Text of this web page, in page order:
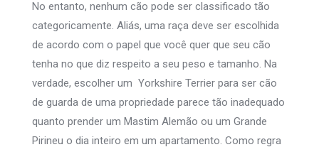
No entanto, nenhum cão pode ser classificado tão
categoricamente. Aliás, uma raça deve ser escolhida
de acordo com o papel que você quer que seu cão
tenha no que diz respeito a seu peso e tamanho. Na
verdade, escolher um Yorkshire Terrier para ser cão
de guarda de uma propriedade parece tão inadequado
quanto prender um Mastim Alemão ou um Grande
Pirineu o dia inteiro em um apartamento. Como regra